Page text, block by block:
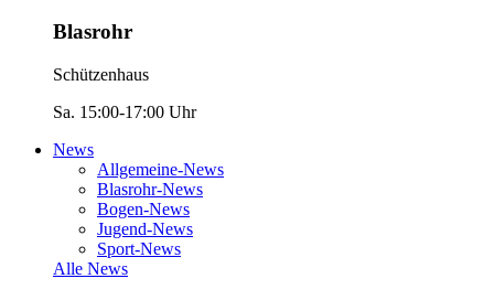
Blasrohr
Schützenhaus
Sa. 15:00-17:00 Uhr
News
Allgemeine-News
Blasrohr-News
Bogen-News
Jugend-News
Sport-News
Alle News